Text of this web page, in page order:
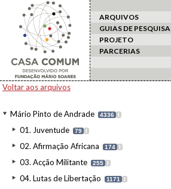
ARQUIVOS
GUIAS DE PESQUISA
PROJETO
PARCERIAS
Voltar aos arquivos
Mário Pinto de Andrade 4336 I
01. Juventude 79 I
02. Afirmação Africana 174 I
03. Acção Militante 255 I
04. Lutas de Libertação 1171 I